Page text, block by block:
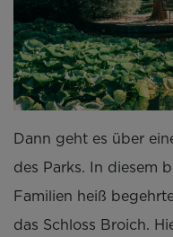
Dann geht es über
des Parks. In diesem
Familien heiß
das Schloss Broich.